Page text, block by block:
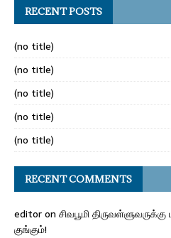
RECENT POSTS
(no title)
(no title)
(no title)
(no title)
(no title)
RECENT COMMENTS
editoron சிவபூமி
குங்கும்!